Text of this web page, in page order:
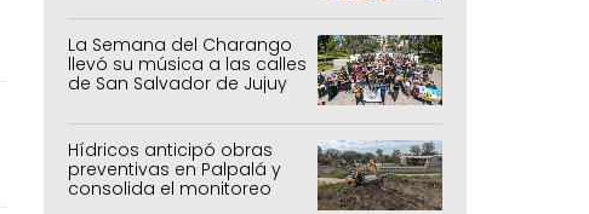
La Semana del Charango
llevó su música a las calles
de San Salvador de Jujuy
Hídricos anticipó obras
preventivas en Palpalá y
consolida el monitoreo